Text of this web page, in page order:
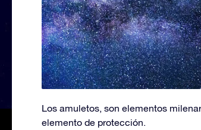
Los amuletos, son elementos
elemento de protección.